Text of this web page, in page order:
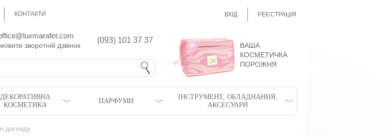
КОНТАКТИ ВХІД РЕЄСТРАЦІЯ
(093) 101 37 37
зворотній дзвінок
ВАША
КОСМЕТИЧКА
ПОРОЖНЯ
ДЕКОРАТИВНА
КОСМЕТИКА
ПАРФУМИ
ІНСТРУМЕНТ, ОБЛАДНАННЯ,
АКСЕСУАРИ
догляду